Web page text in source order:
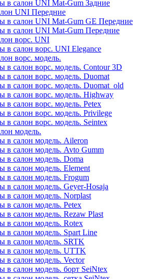
в салон UNI Mat-Gum Задние
UNI Передние
в салон UNI Mat-Gum GE Передние
в салон UNI Mat-Gum Передние
ворс. UNI
в салон ворс. UNI Elegance
ворс. модель.
в салон ворс. модель. Contour 3D
в салон ворс. модель. Duomat
в салон ворс. модель. Duomat_old
в салон ворс. модель. Highway
в салон ворс. модель. Petex
в салон ворс. модель. Privilege
в салон ворс. модель. Seintex
модель.
в салон модель. Aileron
в салон модель. Avto Gumm
в салон модель. Doma
в салон модель. Element
в салон модель. Frogum
в салон модель. Geyer-Hosaja
в салон модель. Norplast
в салон модель. Petex
в салон модель. Rezaw Plast
в салон модель. Rotex
в салон модель. Spart Line
в салон модель. SRTK
в салон модель. UTTK
в салон модель. Vector
в салон модель. борт SeiNtex